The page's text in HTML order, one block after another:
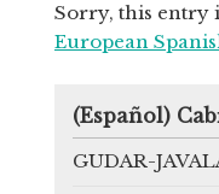
Sorry, this entry
European
(Español)
GUDAR-
Post
navigation